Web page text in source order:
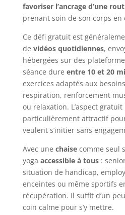
favoriser l’ancrage d’une
prenant soin de son corps en
Ce défi gratuit est
de vidéos quotidiennes,
hébergées sur des
séance dure entre 10 et 20
exercices adaptés aux
respiration, renforcement
ou relaxation. L’aspect
particulièrement attractif
veulent s’initier sans
Avec une chaisecomme seul
yoga accessible à tous:
situation de handicap,
enceintes ou même sportifs
récupération. Il suffit d’un
coin calme pour s’y mettre.